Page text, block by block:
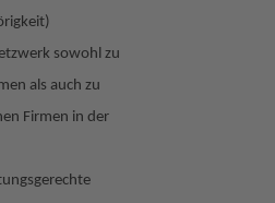
sowohl zu
als auch zu
Firmen in der